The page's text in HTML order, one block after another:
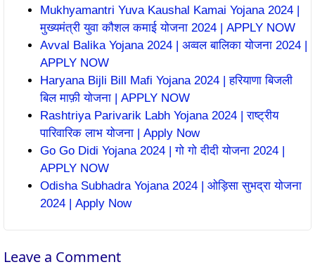
Mukhyamantri Yuva Kaushal Kamai Yojana 2024 |
मुख्यमंत्री युवा कौशल कमाई योजना 2024 | APPLY NOW
Avval Balika Yojana 2024 | अव्वल बालिका योजना 2024 |
APPLY NOW
Haryana Bijli Bill Mafi Yojana 2024 | हरियाणा बिजली
बिल माफ़ी योजना | APPLY NOW
Rashtriya Parivarik Labh Yojana 2024 | राष्ट्रीय
पारिवारिक लाभ योजना | Apply Now
Go Go Didi Yojana 2024 | गो गो दीदी योजना 2024 |
APPLY NOW
Odisha Subhadra Yojana 2024 | ओड़िसा सुभद्रा योजना
2024 | Apply Now
Leave a Comment